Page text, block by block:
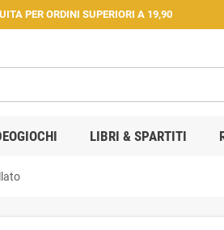
PER ORDINI SUPERIORI A 19,90
LIBRI & SPARTITI